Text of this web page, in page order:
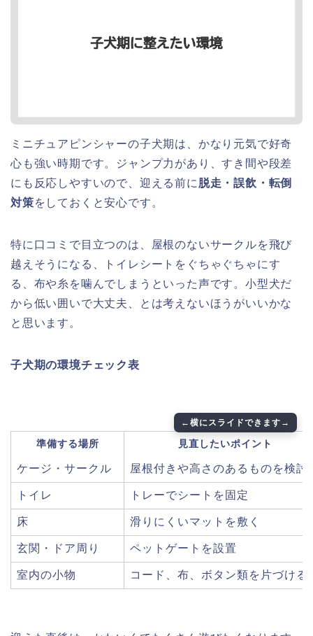
ミニチュアピンシャーの子犬期は、かなり元気で好奇
心も強い時期です。ジャンプ力があり、すき間や段差
にも反応しやすいので、迎える前に 脱走・誤飲・転倒
対策をしておくと安心です。
特に口コミで目立つのは、屋根のないサークルを飛び
越えそうになる、トイレシートをぐちゃぐちゃにす
る、布や糸を噛んでしまうといった声です。小型犬だ
から低い囲いで大丈夫、とは考えないほうがいいかな
と思います。
子犬期の環境チェック表
準備する場所 見直したいポイント
ケージ・サークル 屋根付きや高さのあるものを検討
トイレ トレーでシートを固定
床 滑りにくいマットを敷く
玄関・ドア周り ペットゲートを設置
室内の小物 コード、布、ボタン類を片づける